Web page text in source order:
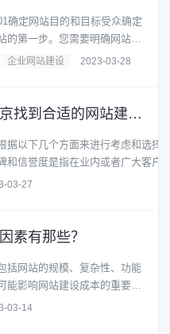
确定网站目的和目标受众确定
的第一步。您需要明确网站的
企业网站建设 2023-03-28
北京网站建设：如何在北京找到合适的网站建设公司？
据以下几个方面来进行考虑和选择
和信誉度是指在业内或者广大客户
03-27
素有那些？
括网站的规模、复杂性、功能
能影响网站建设成本的重要因
03-14